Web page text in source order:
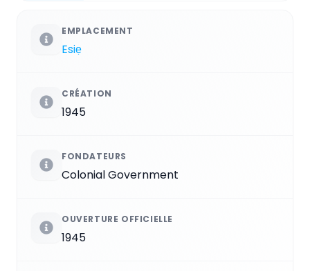
EMPLACEMENT
Esiẹ
CRÉATION
1945
FONDATEURS
Colonial Government
OUVERTURE OFFICIELLE
1945